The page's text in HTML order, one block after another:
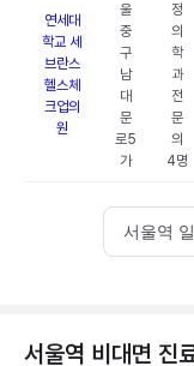
연세대
학교 세
브란스
헬스체
크업의
원
울
중
구
남
대
문
로5
가
정
의
학
과
전
문
의
4명
서울역
서울역 비대면 진